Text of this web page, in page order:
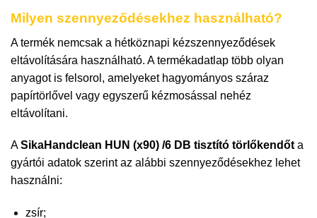
Milyen szennyeződésekhez használható?
A termék nemcsak a hétköznapi kézszennyeződések
eltávolítására használható. A termékadatlap több olyan
anyagot is felsorol, amelyeket hagyományos száraz
papírtörlővel vagy egyszerű kézmosással nehéz
eltávolítani.
ASikaHandclean HUN (x90) /6 DB tisztító törlőkendőta
gyártói adatok szerint az alábbi szennyeződésekhez lehet
használni:
zsír;